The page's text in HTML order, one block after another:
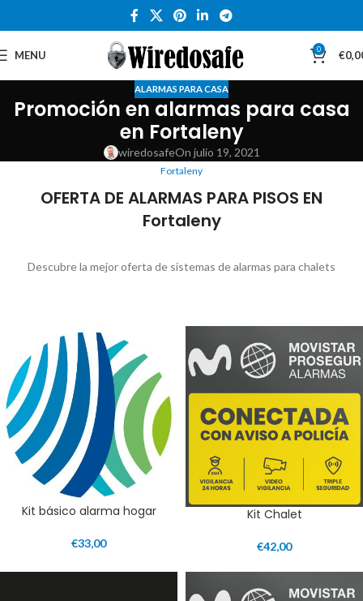
MENU 0 €
ALARMAS PARA CASA
Promoción en alarmas para casa
en Fortaleny
wiredosafeOn julio 19, 2021
Fortaleny
OFERTA DE ALARMAS PARA PISOS EN
Fortaleny
Descubre la mejor oferta de sistemas de alarmas para chalets
Kit básico alarma hogar
€33,00
Kit Chalet
€42,00